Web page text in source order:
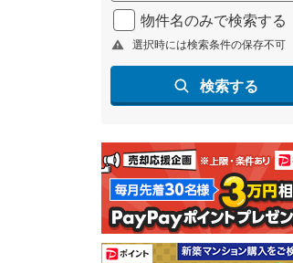
物件名のみで検索する
選択時には検索条件の保存不可
検索する